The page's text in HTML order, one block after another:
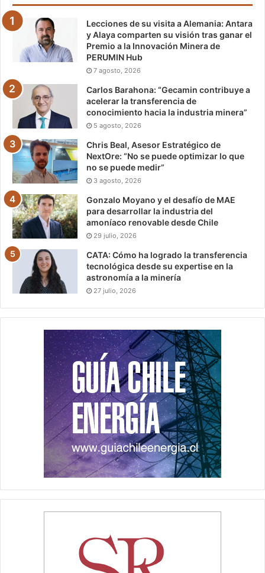
Lecciones de su visita a Alemania: Antara
y Alaya comparten su visión tras ganar el
Premio a la Innovación Minera de
PERUMIN Hub
7 agosto, 2026
Carlos Barahona: “Gecamin contribuye a
acelerar la transferencia de
conocimiento hacia la industria minera”
5 agosto, 2026
Chris Beal, Asesor Estratégico de
NextOre: “No se puede optimizar lo que
no se puede medir”
3 agosto, 2026
Gonzalo Moyano y el desafío de MAE
para desarrollar la industria del
amoníaco renovable desde Chile
29 julio, 2026
CATA: Cómo ha logrado la transferencia
tecnológica desde su expertise en la
astronomía a la minería
27 julio, 2026